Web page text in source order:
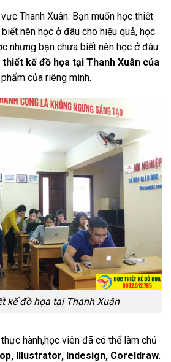
Thanh Xuân. Bạn muốn học thiết
nên học ở đâu cho hiệu quả, học
nhưng bạn chưa biết nên học ở đâu.
kế đồ họa tại Thanh Xuân của
của riêng mình.
kế đồ họa tại Thanh Xuân
hành,học viên đã có thể làm chủ
Illustrator, Indesign, Coreldraw.